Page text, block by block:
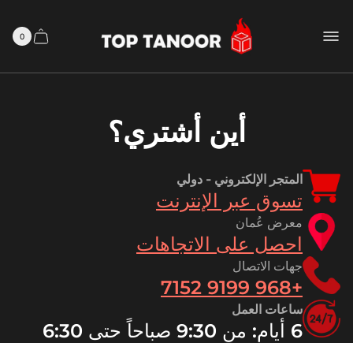
المتجر
درج
التسوق
عدد0
أين أشتري؟
المتجر الإلكتروني - دولي
تسوق عبر الإنترنت
معرض عُمان
احصل على الاتجاهات
جهات الاتصال
+968 9199 7152
ساعات العمل
6 أيام: من 9:30 صباحاً حتى 6:30